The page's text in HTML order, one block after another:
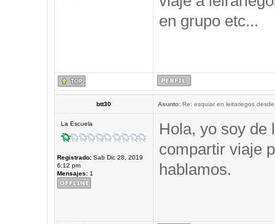
en grupo etc...
btt30 Asunto:Re: esquiar en leitariegos
La Escuela
Registrado:Sab Dic 28, 2019
6:12 pm
Mensajes:1
Hola, yo soy de
compartir viaje
hablamos.